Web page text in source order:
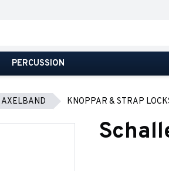
PERCUSSION
AXELBAND KNOPPAR & STRAP